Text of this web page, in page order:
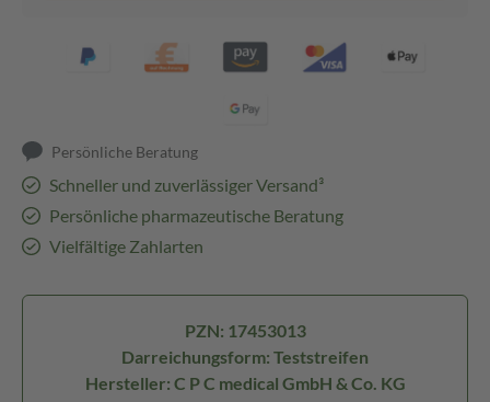
Persönliche Beratung
Schneller und zuverlässiger Versand³
Persönliche pharmazeutische Beratung
Vielfältige Zahlarten
PZN: 17453013
Darreichungsform: Teststreifen
Hersteller: C P C medical GmbH & Co. KG